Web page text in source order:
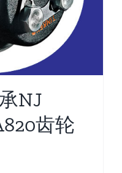
NJ
齿轮